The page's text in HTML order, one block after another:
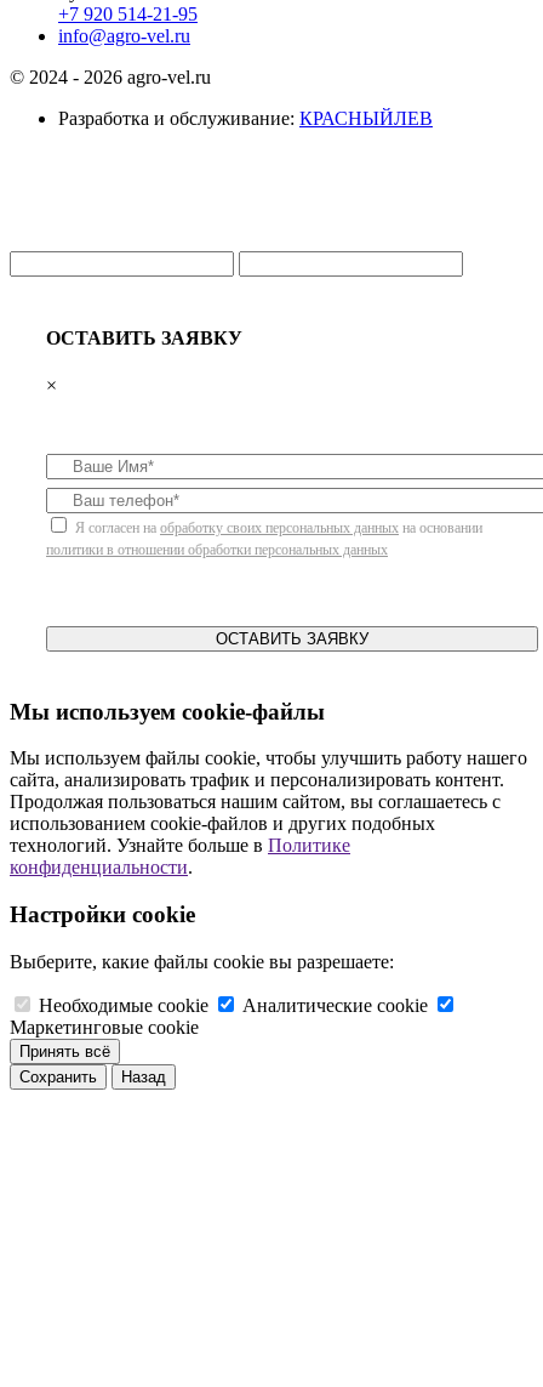
+7 920 514-21-95
info@agro-vel.ru
© 2024 - 2026 agro-vel.ru
Разработка и обслуживание: КРАСНЫЙЛЕВ
ОСТАВИТЬ ЗАЯВКУ
×
Я согласен на обработку своих персональных данных на основании
политики в отношении обработки персональных данных
ОСТАВИТЬ ЗАЯВКУ
Мы используем cookie-файлы
Мы используем файлы cookie, чтобы улучшить работу нашего
сайта, анализировать трафик и персонализировать контент.
Продолжая пользоваться нашим сайтом, вы соглашаетесь с
использованием cookie-файлов и других подобных
технологий. Узнайте больше в Политике
конфиденциальности.
Настройки cookie
Выберите, какие файлы cookie вы разрешаете:
Необходимые cookie
Аналитические cookie
Маркетинговые cookie
Принять всё
Сохранить
Назад